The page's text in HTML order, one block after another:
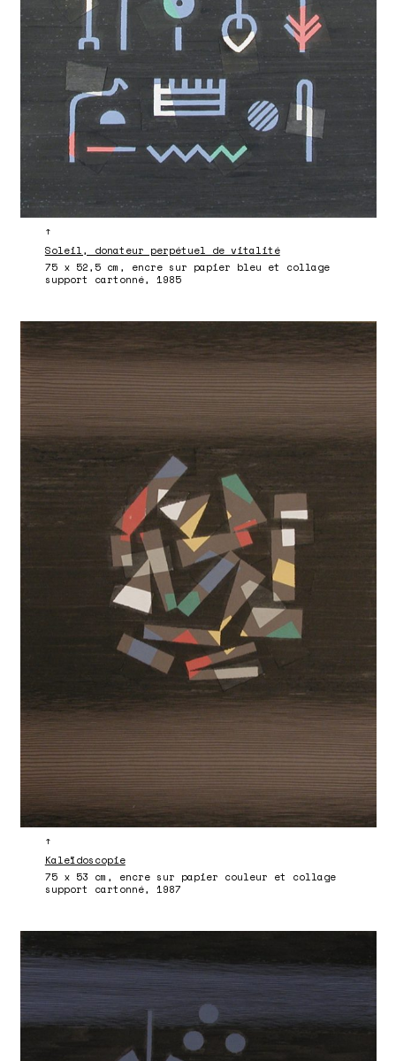
↑
Soleil, donateur perpétuel de vitalité
75 x 52,5 cm, encre sur papier bleu et collage
support cartonné, 1985
↑
Kaleïdoscopie
75 x 53 cm, encre sur papier couleur et collage
support cartonné, 1987